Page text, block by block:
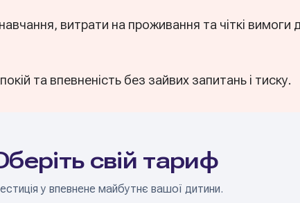
витрати на проживання та чіткі вимоги
та впевненість без зайвих запитань і тиску.
свій тариф
у впевнене майбутнє вашої дитини.